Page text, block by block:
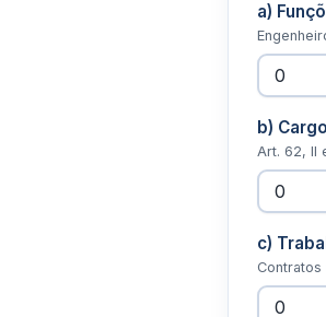
a)
b)
Art. 62, II
c)
Contratos